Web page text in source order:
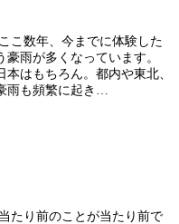
こ数年、今までに体験した
雨が多くなっています。
はもちろん。都内や東北、
雨も頻繁に起き…
たり前のことが当たり前で